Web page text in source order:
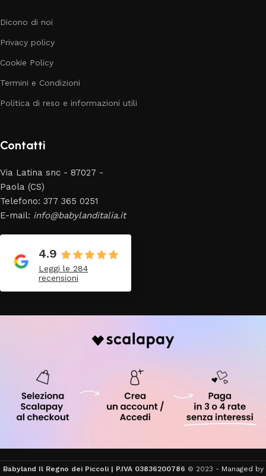
Dicono di noi
Privacy policy
Cookie Policy
Termini e Condizioni
Politica di reso e informazioni utili
Contatti
Via Latina snc - 87027 -
Paola (CS)
Telefono: 377 365 0251
E-mail: info@babylanditalia.it
4.9
Leggi le 284
recensioni
Babyland Il Regno dei Piccoli | P.IVA 03836200786 © 2023 - Managed by